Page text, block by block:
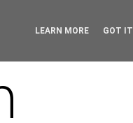
LEARN MORE GOT IT